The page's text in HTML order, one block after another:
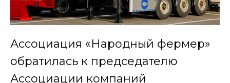
Ассоциация «Народный фермер»
обратилась к председателю
Ассоциации компаний